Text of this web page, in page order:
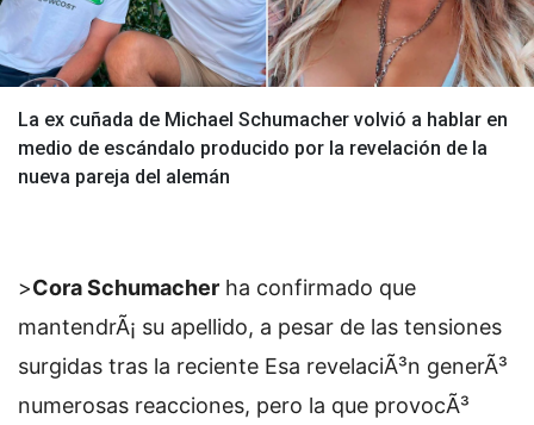
La ex cuñada de Michael Schumacher volvió a hablar en
medio de escándalo producido por la revelación de la
nueva pareja del alemán
>Cora Schumacher ha confirmado que
mantendrÃ¡ su apellido, a pesar de las tensiones
surgidas tras la reciente Esa revelaciÃ³n generÃ³
numerosas reacciones, pero la que provocÃ³